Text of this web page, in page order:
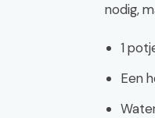
nodig,
1
Een